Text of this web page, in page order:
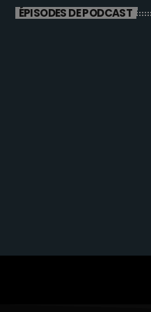
ÉPISODES DE PODCAST